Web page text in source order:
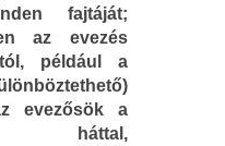
fajtáját;
az evezés
például a
evezősök a
háttal,